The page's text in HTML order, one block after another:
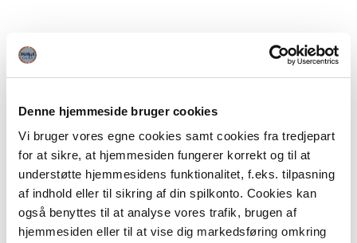
Denne hjemmeside bruger cookies
Vi bruger vores egne cookies samt cookies fra tredjepart
for at sikre, at hjemmesiden fungerer korrekt og til at
understøtte hjemmesidens funktionalitet, f.eks. tilpasning
af indhold eller til sikring af din spilkonto. Cookies kan
også benyttes til at analyse vores trafik, brugen af
hjemmesiden eller til at vise dig markedsføring omkring